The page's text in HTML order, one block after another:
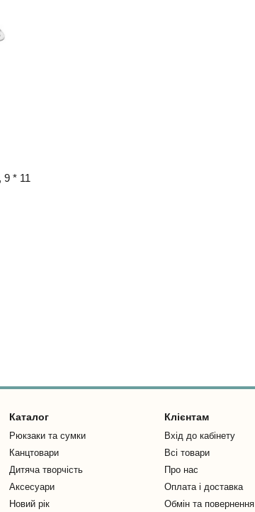
9 * 11
Каталог
Рюкзаки та сумки
Канцтовари
Дитяча творчість
Аксесуари
Новий рік
Клієнтам
Вхід до кабінету
Всі товари
Про нас
Оплата і доставка
Обмін та повернення